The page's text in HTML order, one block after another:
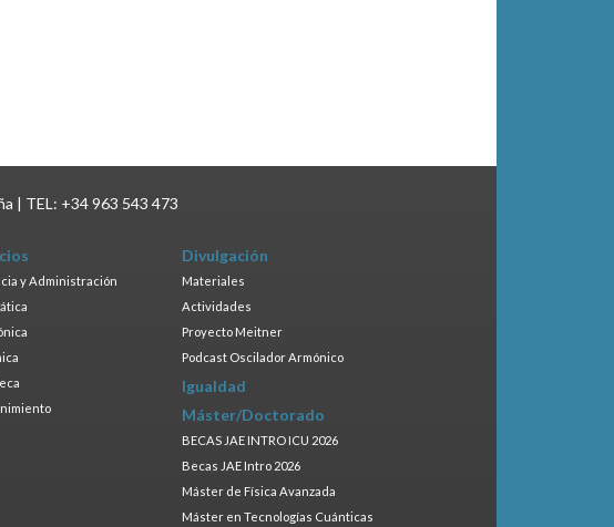
| TEL: +34 963 543 473
y Administración
Divulgación
Materiales
Actividades
Proyecto Meitner
Podcast Oscilador Armónico
Igualdad
Máster/Doctorado
BECAS JAE INTRO ICU 2026
Becas JAE Intro 2026
Máster de Física Avanzada
Máster en Tecnologías Cuánticas